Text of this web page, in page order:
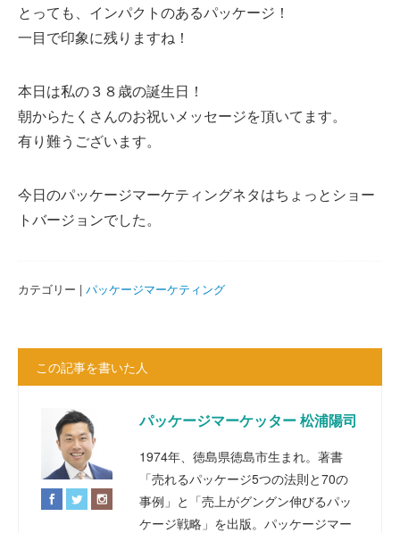
とっても、インパクトのあるパッケージ！
一目で印象に残りますね！
本日は私の３８歳の誕生日！
朝からたくさんのお祝いメッセージを頂いてます。
有り難うございます。
今日のパッケージマーケティングネタはちょっとショー
トバージョンでした。
カテゴリー | パッケージマーケティング
この記事を書いた人
パッケージマーケッター 松浦陽司
1974年、徳島県徳島市生まれ。著書
「売れるパッケージ5つの法則と70の
事例」と「売上がグングン伸びるパッ
ケージ戦略」を出版。パッケージマー